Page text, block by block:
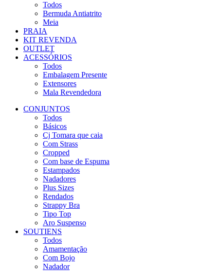
Todos
Bermuda Antiatrito
Meia
PRAIA
KIT REVENDA
OUTLET
ACESSÓRIOS
Todos
Embalagem Presente
Extensores
Mala Revendedora
CONJUNTOS
Todos
Básicos
Cj Tomara que caia
Com Strass
Cropped
Com base de Espuma
Estampados
Nadadores
Plus Sizes
Rendados
Strappy Bra
Tipo Top
Aro Suspenso
SOUTIENS
Todos
Amamentação
Com Bojo
Nadador